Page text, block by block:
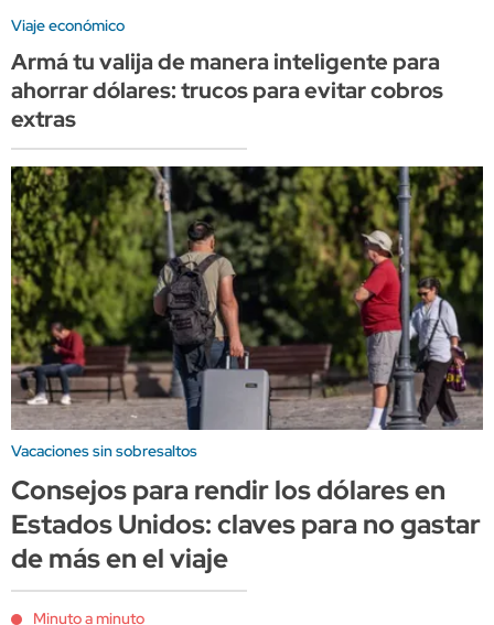
Viaje económico
Armá tu valija de manera inteligente para
ahorrar dólares: trucos para evitar cobros
extras
Vacaciones sin sobresaltos
Consejos para rendir los dólares en
Estados Unidos: claves para no gastar
de más en el viaje
Minuto a minuto